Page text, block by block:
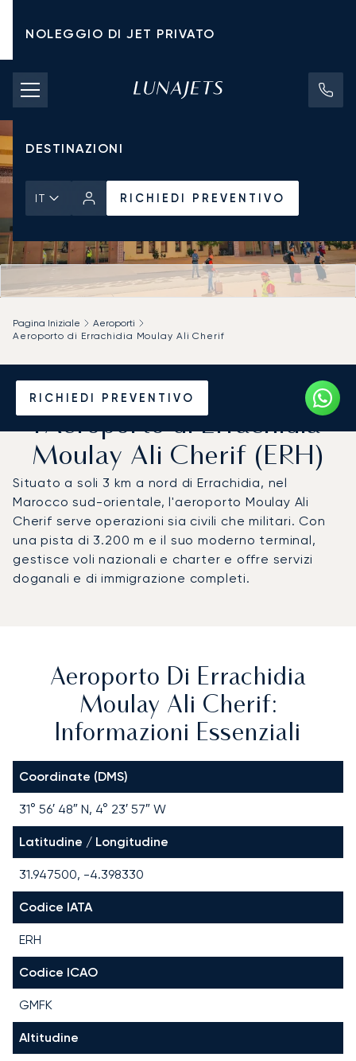
NOLEGGIO DI JET PRIVATO
TARIFFE DI NOLEGGIO
JET PRIVATI
DESTINAZIONI
IT RICHIEDI PREVENTIVO
RICHIEDI PREVENTIVO
Pagina Iniziale
Aeroporti
Aeroporto di Errachidia Moulay Ali Cherif
Noleggio jet privato per
l'Aeroporto di Errachidia
Moulay Ali Cherif (ERH)
Situato a soli 3 km a nord di Errachidia, nel
Marocco sud-orientale, l'aeroporto Moulay Ali
Cherif serve operazioni sia civili che militari. Con
una pista di 3.200 m e il suo moderno terminal,
gestisce voli nazionali e charter e offre servizi
doganali e di immigrazione completi.
Aeroporto Di Errachidia
Moulay Ali Cherif:
Informazioni Essenziali
Coordinate (DMS)
31° 56′ 48″ N, 4° 23′ 57″ W
Latitudine / Longitudine
31.947500, -4.398330
Codice IATA
ERH
Codice ICAO
GMFK
Altitudine